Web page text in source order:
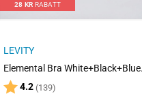
28 KR RABATT
LEVITY
Karakter:
4.2 (139)